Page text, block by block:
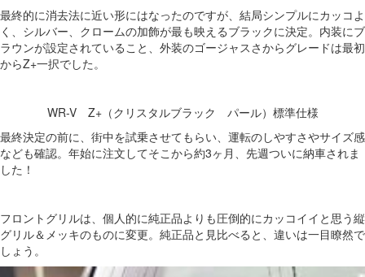
最終的に消去法に近い形にはなったのですが、結局シンプルにカッコよ
く、シルバー、クロームの加飾が最も映えるブラックに決定。内装にブ
ラウンが設定されていること、外装のゴージャスさからグレードは最初
からZ+一択でした。
WR-V Z+（クリスタルブラック パール）標準仕様
最終決定の前に、街中を試乗させてもらい、運転のしやすさやサイズ感
なども確認。年始に注文してそこから約3ヶ月、先週ついに納車されま
した！
フロントグリルは、個人的に純正品よりも圧倒的にカッコイイと思う縦
グリル＆メッキのものに変更。純正品と見比べると、違いは一目瞭然で
しょう。